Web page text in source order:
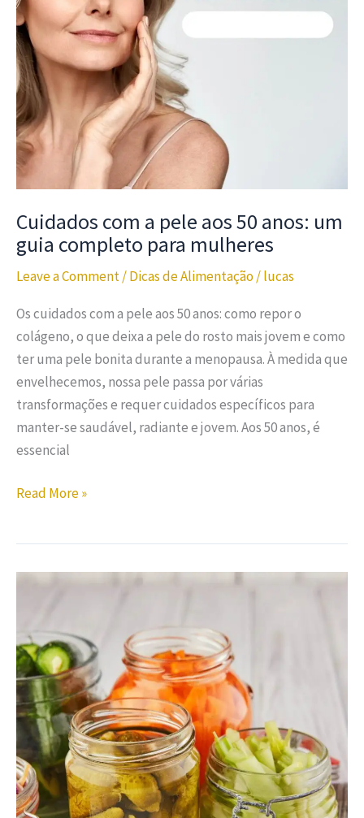
Cuidados com a pele aos 50 anos: um
guia completo para mulheres
Leave a Comment/Dicas de Alimentação/lucas
Os cuidados com a pele aos 50 anos: como repor o
colágeno, o que deixa a pele do rosto mais jovem e como
ter uma pele bonita durante a menopausa. À medida que
envelhecemos, nossa pele passa por várias
transformações e requer cuidados específicos para
manter-se saudável, radiante e jovem. Aos 50 anos, é
essencial
Read More »